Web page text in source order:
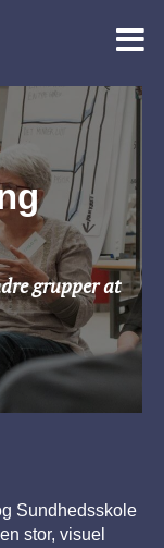
grupper at
Sundhedsskole
stor, visuel